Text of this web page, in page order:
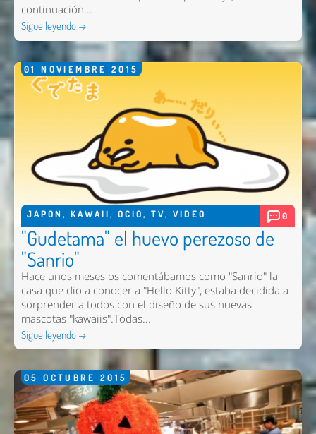
continuación...
Sigue leyendo →
01 NOVIEMBRE 2015
JAPON , KAWAII, OCIO, TV, VIDEO 0
"Gudetama" el huevo perezoso de
"Sanrio"
Hace unos meses os comentábamos como "Sanrio" la
casa que dio a conocer a "Hello Kitty", estaba decidida a
sorprender a todos con el diseño de sus nuevas
mascotas "kawaiis".Todas...
Sigue leyendo →
05 OCTUBRE 2015